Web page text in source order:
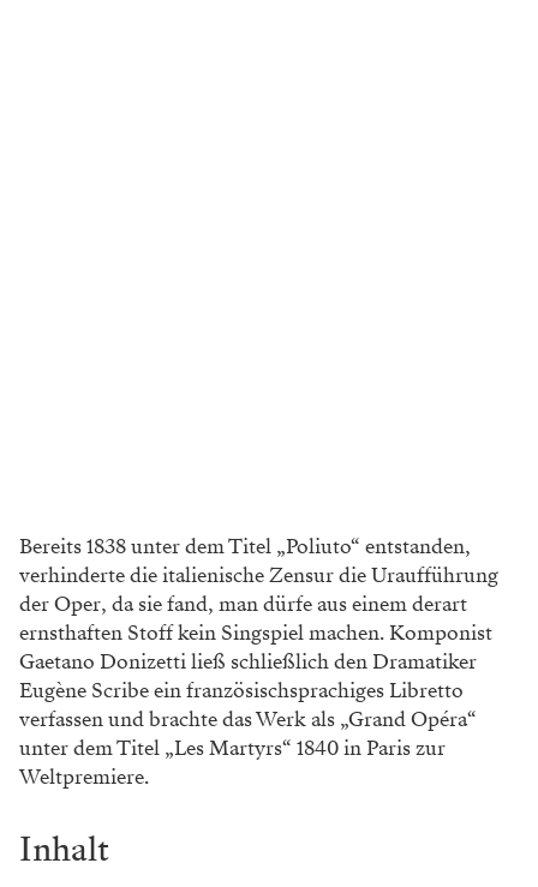
Bereits 1838 unter dem Titel „Poliuto“ entstanden,
verhinderte die italienische Zensur die Uraufführung
der Oper, da sie fand, man dürfe aus einem derart
ernsthaften Stoff kein Singspiel machen. Komponist
Gaetano Donizetti ließ schließlich den Dramatiker
Eugène Scribe ein französischsprachiges Libretto
verfassen und brachte das Werk als „Grand Opéra“
unter dem Titel „Les Martyrs“ 1840 in Paris zur
Weltpremiere.
Inhalt